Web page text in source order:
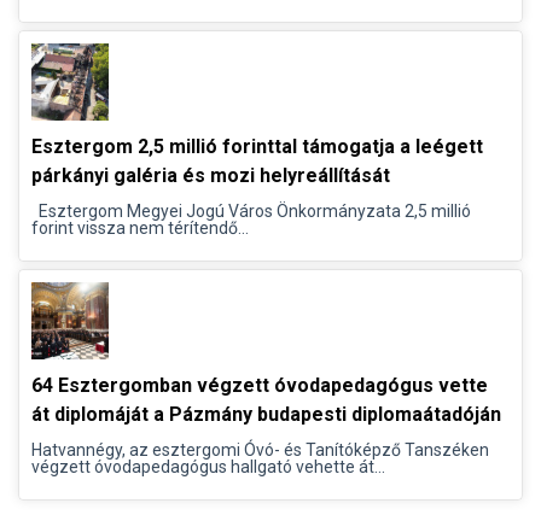
Esztergom 2,5 millió forinttal támogatja a leégett
párkányi galéria és mozi helyreállítását
Esztergom Megyei Jogú Város Önkormányzata 2,5 millió
forint vissza nem térítendő...
64 Esztergomban végzett óvodapedagógus vette
át diplomáját a Pázmány budapesti diplomaátadóján
Hatvannégy, az esztergomi Óvó- és Tanítóképző Tanszéken
végzett óvodapedagógus hallgató vehette át...